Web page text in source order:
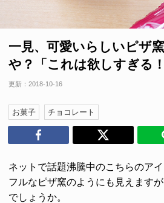
一見、可愛いらしいピザ
や？「これは欲しすぎる
更新： 2018-10-16
お菓子 チョコレート
ネットで話題沸騰中のこちらのア
フルなピザ窯のようにも見えます
でしょうか。